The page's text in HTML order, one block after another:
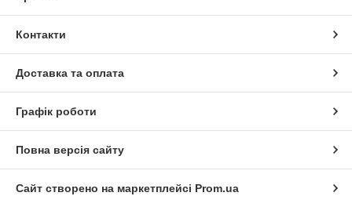
Контакти
Доставка та оплата
Графік роботи
Повна версія сайту
Сайт створено на маркетплейсі Prom.ua